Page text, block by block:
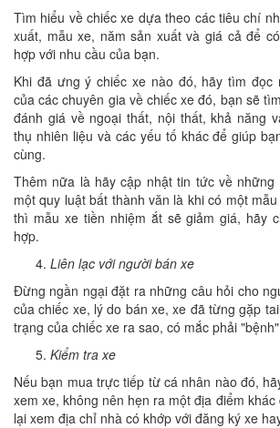
Tìm hiểu về chiếc xe dựa theo các tiêu chí
xuất, mẫu xe, năm sản xuất và giá cả để
hợp với nhu cầu của bạn.
Khi đã ưng ý chiếc xe nào đó, hãy tìm đọc
của các chuyên gia về chiếc xe đó, bạn sẽ
đánh giá về ngoại thất, nội thất, khả năng
thụ nhiên liệu và các yếu tố khác để giúp
cùng.
Thêm nữa là hãy cập nhật tin tức về những
một quy luật bất thành văn là khi có một
thì mẫu xe tiền nhiệm ắt sẽ giảm giá, hãy
hợp.
Liên lạc với người bán xe
Đừng ngần ngại đặt ra những câu hỏi cho
của chiếc xe, lý do bán xe, xe đã từng gặp
trạng của chiếc xe ra sao, có mắc phải
Kiểm tra xe
Nếu bạn mua trực tiếp từ cá nhân nào đó,
xem xe, không nên hẹn ra một địa điểm khác
lại xem địa chỉ nhà có khớp với đăng ký xe